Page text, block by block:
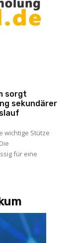
sorgt
sekundärer
wichtige Stütze
für eine